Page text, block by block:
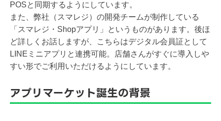
POSと同期するようにしています。
また、弊社（スマレジ）の開発チームが制作している
「スマレジ・Shopアプリ」というものがあります。後ほ
ど詳しくお話しますが、こちらはデジタル会員証として
LINEミニアプリと連携可能。店舗さんがすぐに導入しや
すい形でご利用いただけるようにしています。
アプリマーケット誕生の背景